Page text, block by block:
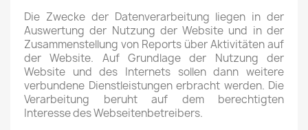
Die Zwecke der Datenverarbeitung liegen in der
Auswertung der Nutzung der Website und in der
Zusammenstellung von Reports über Aktivitäten auf
der Website. Auf Grundlage der Nutzung der
Website und des Internets sollen dann weitere
verbundene Dienstleistungen erbracht werden. Die
Verarbeitung beruht auf dem berechtigten
Interesse des Webseitenbetreibers.